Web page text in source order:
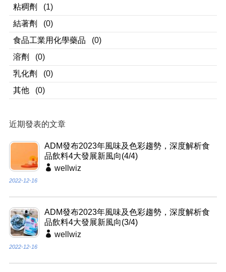
粘稠劑
(1)
結著劑
(0)
食品工業用化學藥品
(0)
溶劑
(0)
乳化劑
(0)
其他
(0)
近期發表的文章
ADM發布2023年風味及色彩趨勢，深度解析食
品飲料4大發展新風向(4/4)
wellwiz
2022-12-16
ADM發布2023年風味及色彩趨勢，深度解析食
品飲料4大發展新風向(3/4)
wellwiz
2022-12-16